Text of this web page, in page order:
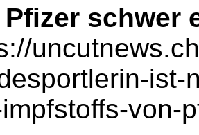
schwer
ist-
von-